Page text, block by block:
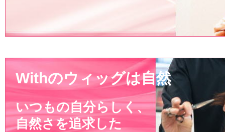
Withのウィッグは自然
いつもの自分らしく、
自然さを追求した